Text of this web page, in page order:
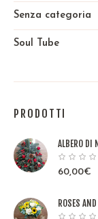
Senza categoria
Soul Tube
PRODOTTI
ALBERO DI
60,00€
ROSES